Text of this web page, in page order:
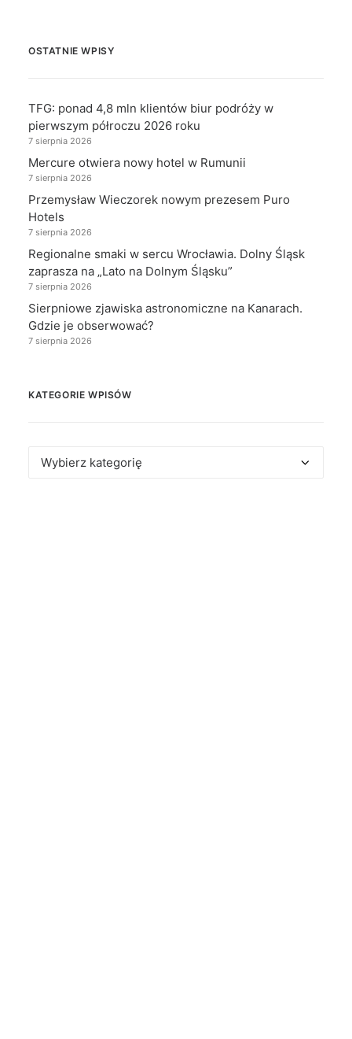
OSTATNIE WPISY
TFG: ponad 4,8 mln klientów biur podróży w
pierwszym półroczu 2026 roku
7 sierpnia 2026
Mercure otwiera nowy hotel w Rumunii
7 sierpnia 2026
Przemysław Wieczorek nowym prezesem Puro
Hotels
7 sierpnia 2026
Regionalne smaki w sercu Wrocławia. Dolny Śląsk
zaprasza na „Lato na Dolnym Śląsku”
7 sierpnia 2026
Sierpniowe zjawiska astronomiczne na Kanarach.
Gdzie je obserwować?
7 sierpnia 2026
KATEGORIE WPISÓW
Kategorie